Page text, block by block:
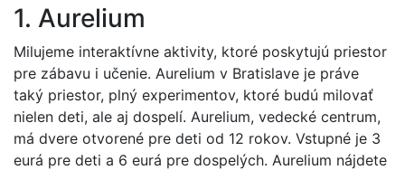
1. Aurelium
Milujeme interaktívne aktivity, ktoré poskytujú priestor
pre zábavu i učenie. Aurelium v Bratislave je práve
taký priestor, plný experimentov, ktoré budú milovať
nielen deti, ale aj dospelí. Aurelium, vedecké centrum,
má dvere otvorené pre deti od 12 rokov. Vstupné je 3
eurá pre deti a 6 eurá pre dospelých. Aurelium nájdete